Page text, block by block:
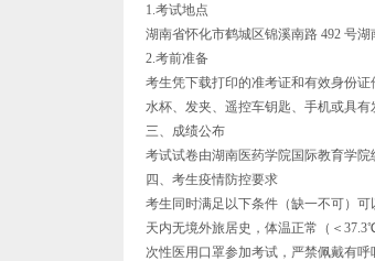
1.考试地点
湖南省怀化市鹤城区锦溪南路 492 号
2.考前准备
考生凭下载打印的准考证和有效身份
水杯、发夹、遥控车钥匙、手机或具
三、成绩公布
考试试卷由湖南医药学院国际教育学
四、考生疫情防控要求
考生同时满足以下条件（缺一不可）
天内无境外旅居史，体温正常（＜
次性医用口罩参加考试，严禁佩戴有呼